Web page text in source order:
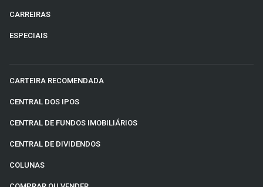
CARREIRAS
ESPECIAIS
CARTEIRA RECOMENDADA
CENTRAL DOS IPOS
CENTRAL DE FUNDOS IMOBILIÁRIOS
CENTRAL DE DIVIDENDOS
COLUNAS